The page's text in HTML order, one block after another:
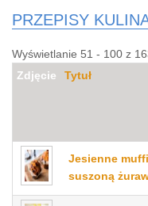
PRZEPISY
Wyświetlanie 51 - 100 z
Zdjęcie Tytuł
Jesienne
suszoną